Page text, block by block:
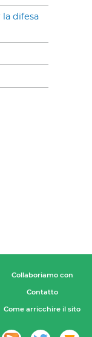
difesa
Collaboriamo con
Contatto
Come arricchire il sito